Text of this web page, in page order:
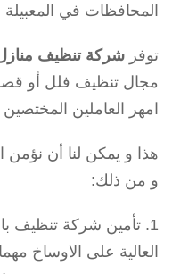
المحافظات في المعبيلة
توفر شركة تنظيف منازل
مجال تنظيف فلل أو
امهر العاملين
هذا و يمكن لنا أن نؤمن
و من ذلك:
تأمين شركة تنظيف
العالية على الاوساخ